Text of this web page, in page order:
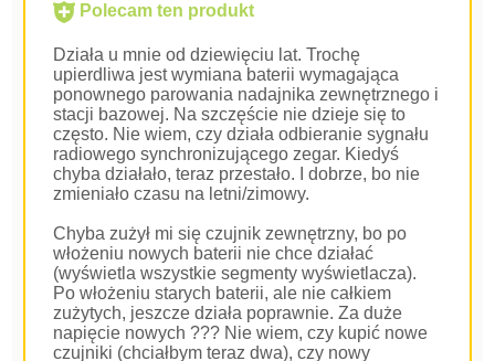
Polecam ten produkt
Działa u mnie od dziewięciu lat. Trochę
upierdliwa jest wymiana baterii wymagająca
ponownego parowania nadajnika zewnętrznego i
stacji bazowej. Na szczęście nie dzieje się to
często. Nie wiem, czy działa odbieranie sygnału
radiowego synchronizującego zegar. Kiedyś
chyba działało, teraz przestało. I dobrze, bo nie
zmieniało czasu na letni/zimowy.
Chyba zużył mi się czujnik zewnętrzny, bo po
włożeniu nowych baterii nie chce działać
(wyświetla wszystkie segmenty wyświetlacza).
Po włożeniu starych baterii, ale nie całkiem
zużytych, jeszcze działa poprawnie. Za duże
napięcie nowych ??? Nie wiem, czy kupić nowe
czujniki (chciałbym teraz dwa), czy nowy